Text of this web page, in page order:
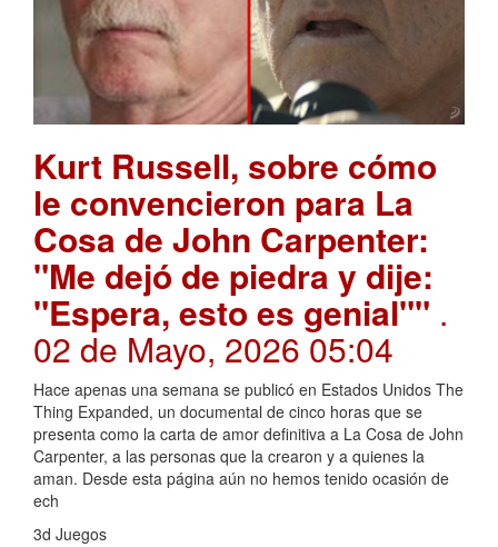
Kurt Russell, sobre cómo
le convencieron para La
Cosa de John Carpenter:
"Me dejó de piedra y dije:
"Espera, esto es genial"" .
02 de Mayo, 2026 05:04
Hace apenas una semana se publicó en Estados Unidos The
Thing Expanded, un documental de cinco horas que se
presenta como la carta de amor definitiva a La Cosa de John
Carpenter, a las personas que la crearon y a quienes la
aman. Desde esta página aún no hemos tenido ocasión de
ech
3d Juegos